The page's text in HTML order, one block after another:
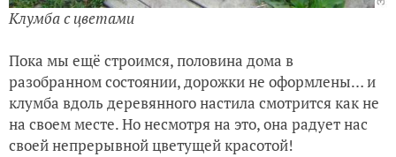
Клумба с цветами
Пока мы ещё строимся, половина дома в
разобранном состоянии, дорожки не оформлены… и
клумба вдоль деревянного настила смотрится как не
на своем месте. Но несмотря на это, она радует нас
своей непрерывной цветущей красотой!